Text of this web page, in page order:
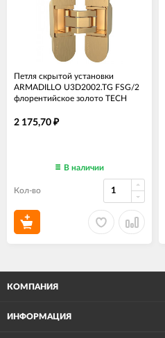
Петля скрытой установки
ARMADILLO U3D2002.TG FSG/2
флорентийское золото TECH
2 175,70 ₽
В наличии
Кол-во
КОМПАНИЯ
ИНФОРМАЦИЯ